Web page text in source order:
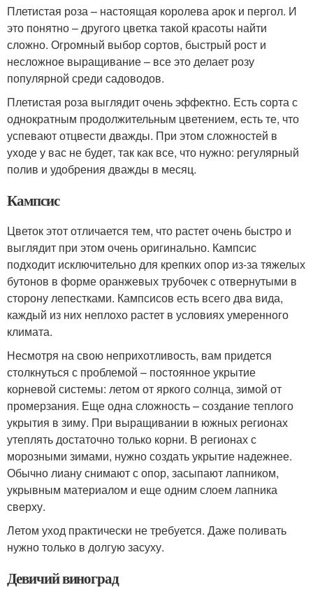
Плетистая роза – настоящая королева арок и пергол. И
это понятно – другого цветка такой красоты найти
сложно. Огромный выбор сортов, быстрый рост и
несложное выращивание – все это делает розу
популярной среди садоводов.
Плетистая роза выглядит очень эффектно. Есть сорта с
однократным продолжительным цветением, есть те, что
успевают отцвести дважды. При этом сложностей в
уходе у вас не будет, так как все, что нужно: регулярный
полив и удобрения дважды в месяц.
Кампсис
Цветок этот отличается тем, что растет очень быстро и
выглядит при этом очень оригинально. Кампсис
подходит исключительно для крепких опор из-за тяжелых
бутонов в форме оранжевых трубочек с отвернутыми в
сторону лепестками. Кампсисов есть всего два вида,
каждый из них неплохо растет в условиях умеренного
климата.
Несмотря на свою неприхотливость, вам придется
столкнуться с проблемой – постоянное укрытие
корневой системы: летом от яркого солнца, зимой от
промерзания. Еще одна сложность – создание теплого
укрытия в зиму. При выращивании в южных регионах
утеплять достаточно только корни. В регионах с
морозными зимами, нужно создать укрытие надежнее.
Обычно лиану снимают с опор, засыпают лапником,
укрывным материалом и еще одним слоем лапника
сверху.
Летом уход практически не требуется. Даже поливать
нужно только в долгую засуху.
Девичий виноград